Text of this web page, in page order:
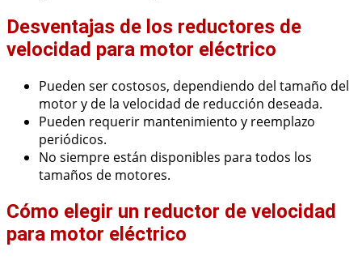
Desventajas de los reductores de
velocidad para motor eléctrico
Pueden ser costosos, dependiendo del tamaño del
motor y de la velocidad de reducción deseada.
Pueden requerir mantenimiento y reemplazo
periódicos.
No siempre están disponibles para todos los
tamaños de motores.
Cómo elegir un reductor de velocidad
para motor eléctrico